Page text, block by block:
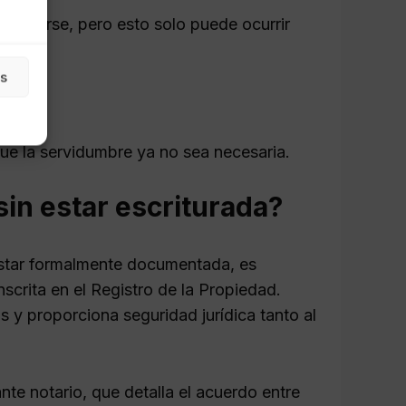
pero esto solo puede ocurrir
la servidumbre ya no sea necesaria.
estar escriturada?
formalmente documentada, es
en el Registro de la Propiedad.
y proporciona seguridad jurídica tanto al
notario, que detalla el acuerdo entre